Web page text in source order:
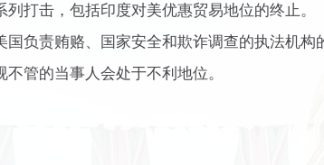
打击，包括印度对美优惠贸易地位的终止。
负责贿赂、国家安全和欺诈调查的执法机构
管的当事人会处于不利地位。